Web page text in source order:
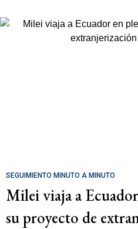
SEGUIMIENTO MINUTO A MINUTO
Milei viaja a
su proyecto de